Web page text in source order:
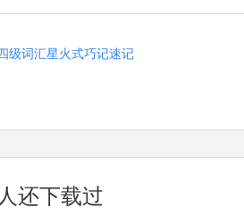
级词汇星火式巧记速记
还下载过